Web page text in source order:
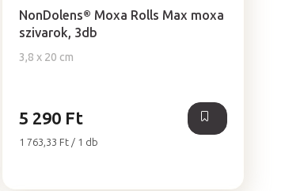
NonDolens® Moxa Rolls Max moxa
szivarok, 3db
3,8 x 20 cm
5 290 Ft
Egységár:
1 763,33 Ft / 1 db